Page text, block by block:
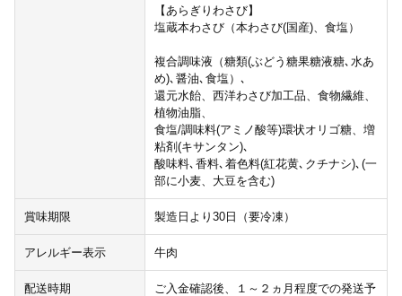
【あらぎりわさび】
塩蔵本わさび（本わさび(国産)、食塩）
複合調味液（糖類(ぶどう糖果糖液糖､水あ
め)､醤油､食塩）､
還元水飴、西洋わさび加工品、食物繊維、
植物油脂、
食塩/調味料(アミノ酸等)環状オリゴ糖、増
粘剤(キサンタン)､
酸味料､香料､着色料(紅花黄､クチナシ)､(一
部に小麦、大豆を含む)
賞味期限 製造日より30日（要冷凍）
アレルギー表示 牛肉
配送時期 ご入金確認後、１～２ヵ月程度での発送予